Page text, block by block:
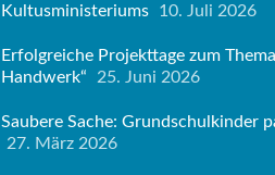
Kultusministeriums
10. Juli 2026
Erfolgreiche Projekttage zum
Handwerk“
25. Juni 2026
Saubere Sache: Grundschulkinder
27. März 2026